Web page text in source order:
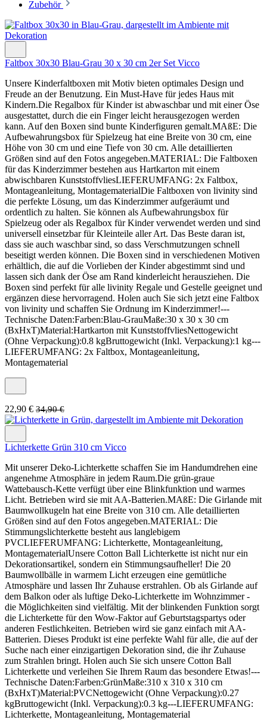
Zubehör
Faltbox 30x30 Blau-Grau 30 x 30 cm 2er Set Vicco
Unsere Kinderfaltboxen mit Motiv bieten optimales Design und
Freude an der Benutzung. Ein Must-Have für jedes Haus mit
Kindern.Die Regalbox für Kinder ist abwaschbar und mit einer Öse
ausgestattet, durch die ein Finger leicht herausgezogen werden
kann. Auf den Boxen sind bunte Kinderfiguren gemalt.MAßE: Die
Aufbewahrungsbox für Spielzeug hat eine Breite von 30 cm, eine
Höhe von 30 cm und eine Tiefe von 30 cm. Alle detaillierten
Größen sind auf den Fotos angegeben.MATERIAL: Die Faltboxen
für das Kinderzimmer bestehen aus Hartkarton mit einem
abwischbaren KunststoffvliesLIEFERUMFANG: 2x Faltbox,
Montageanleitung, MontagematerialDie Faltboxen von livinity sind
die perfekte Lösung, um das Kinderzimmer aufgeräumt und
ordentlich zu halten. Sie können als Aufbewahrungsbox für
Spielzeug oder als Regalbox für Kinder verwendet werden und sind
universell einsetzbar für Kleinteile aller Art. Das Beste daran ist,
dass sie auch waschbar sind, so dass Verschmutzungen schnell
beseitigt werden können. Die Boxen sind in verschiedenen Motiven
erhältlich, die auf die Vorlieben der Kinder abgestimmt sind und
lassen sich dank der Öse am Rand kinderleicht herausziehen. Die
Boxen sind perfekt für alle livinity Regale und Gestelle geeignet und
ergänzen diese hervorragend. Holen auch Sie sich jetzt eine Faltbox
von livinity und schaffen Sie Ordnung im Kinderzimmer!---
Technische Daten:Farben:Blau-GrauMaße:30 x 30 x 30 cm
(BxHxT)Material:Hartkarton mit KunststoffvliesNettogewicht
(Ohne Verpackung):0.8 kgBruttogewicht (Inkl. Verpackung):1 kg---
LIEFERUMFANG: 2x Faltbox, Montageanleitung,
Montagematerial
22,90 € 34,90 €
Lichterkette Grün 310 cm Vicco
Mit unserer Deko-Lichterkette schaffen Sie im Handumdrehen eine
angenehme Atmosphäre in jedem Raum.Die grün-graue
Wattebausch-Kette verfügt über eine Blinkfunktion und warmes
Licht. Betrieben wird sie mit AA-Batterien.MAßE: Die Girlande mit
Baumwollkugeln hat eine Breite von 310 cm. Alle detaillierten
Größen sind auf den Fotos angegeben.MATERIAL: Die
Stimmungslichterkette besteht aus langlebigem
PVCLIEFERUMFANG: Lichterkette, Montageanleitung,
MontagematerialUnsere Cotton Ball Lichterkette ist nicht nur ein
Dekorationsartikel, sondern ein Stimmungsaufheller! Die 20
Baumwollbälle in warmem Licht erzeugen eine gemütliche
Atmosphäre und lassen Ihr Zuhause erstrahlen. Ob als Girlande auf
dem Balkon oder als luftige Deko-Lichterkette im Wohnzimmer -
die Möglichkeiten sind vielfältig. Mit der blinkenden Funktion sorgt
die Lichterkette für den Wow-Faktor auf Geburtstagspartys oder
anderen Festlichkeiten. Betrieben wird sie ganz einfach mit AA-
Batterien. Dieses Produkt ist eine perfekte Wahl für alle, die auf der
Suche nach einer einzigartigen Dekoration sind, die ihr Zuhause
zum Strahlen bringt. Holen auch Sie sich unsere Cotton Ball
Lichterkette und verleihen Sie Ihrem Raum das besondere Etwas!---
Technische Daten:Farben:GrünMaße:310 x 310 x 310 cm
(BxHxT)Material:PVCNettogewicht (Ohne Verpackung):0.27
kgBruttogewicht (Inkl. Verpackung):0.3 kg---LIEFERUMFANG:
Lichterkette, Montageanleitung, Montagematerial